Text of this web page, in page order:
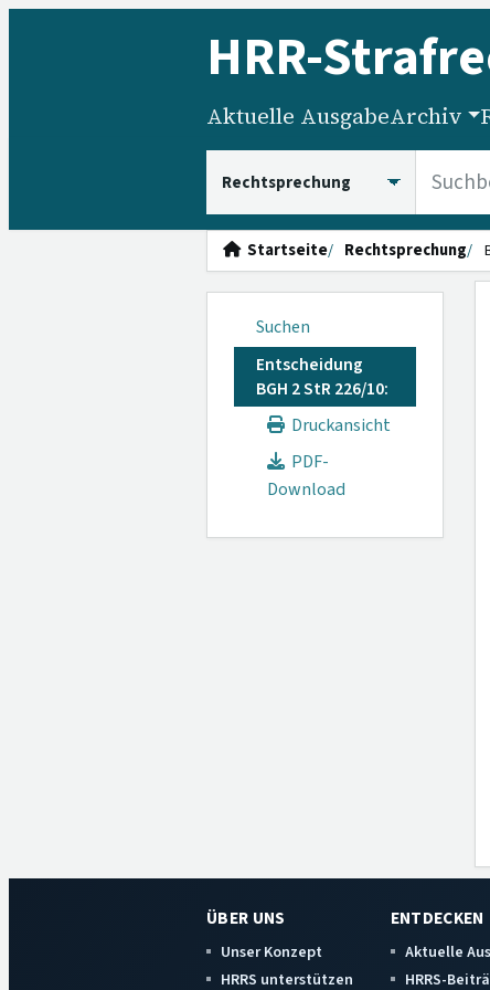
HRR-
Aktuelle AusgabeArchiv
Startseite Rechtsprechung
Suchen
Entscheidung
BGH 2 StR 226/10:
Druckansicht
PDF-
Download
ÜBER UNS
Unser Konzept
HRRS unterstützen
ENTDECKEN
Aktuelle
HRRS-